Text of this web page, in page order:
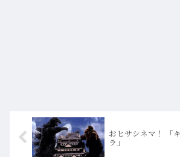
おヒサシネマ！ 「
ラ」